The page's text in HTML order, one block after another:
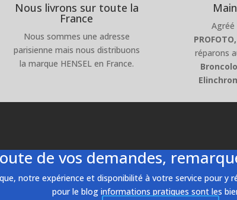
Nous livrons sur toute la
France
Nous sommes une adresse
parisienne mais nous distribuons
la marque HENSEL en France.
PROFOTO,
réparons
de vos demandes,
notre expérience et disponibilité à votre service pour y
pour le blog informations pratiques sont les